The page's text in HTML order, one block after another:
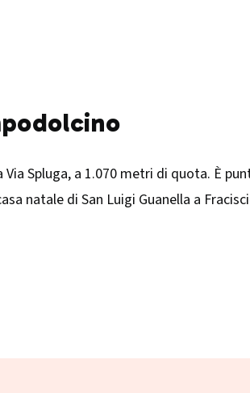
Spluga, a 1.070 metri di quota. È
natale di San Luigi Guanella a